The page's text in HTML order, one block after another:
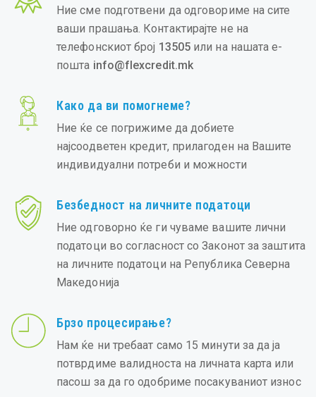
Ние сме подготвени да одговориме на сите
ваши прашања. Кoнтактирајте не на
телефонскиот број 13505 или на нашата е-
пошта info@flexcredit.mk
Како да ви помогнеме?
Ние ќе се погрижиме да добиете
најсоодветен кредит, прилагоден на Вашите
индивидуални потреби и можности
Безбедност на личните податоци
Ние одговорно ќе ги чуваме вашите лични
податоци во согласност со Законот за заштита
на личните податоци на Република Северна
Македонија
Брзо процесирање?
Нам ќе ни требаат само 15 минути за да ја
потврдиме валидноста на личната карта или
пасош за да го одобриме посакуваниот износ